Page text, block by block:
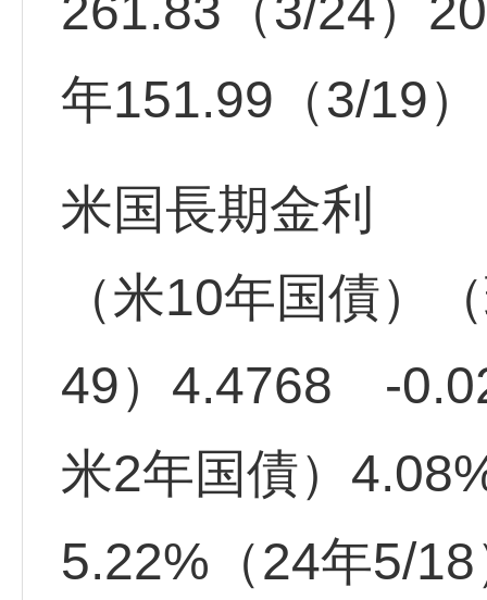
年151.99（3/19
米国長期金利
（米10年国債
49）4.4768 -
米2年国債）
5.22%（24年5/18